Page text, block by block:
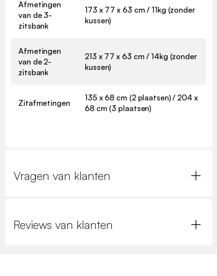
Afmetingen
van de 3-
zitsbank
173 x 77 x 63 cm / 11kg (zonder
kussen)
Afmetingen
van de 2-
zitsbank
213 x 77 x 63 cm / 14kg (zonder
kussen)
Zitafmetingen
135 x 68 cm (2 plaatsen) / 204 x
68 cm (3 plaatsen)
Vragen van klanten
Reviews van klanten